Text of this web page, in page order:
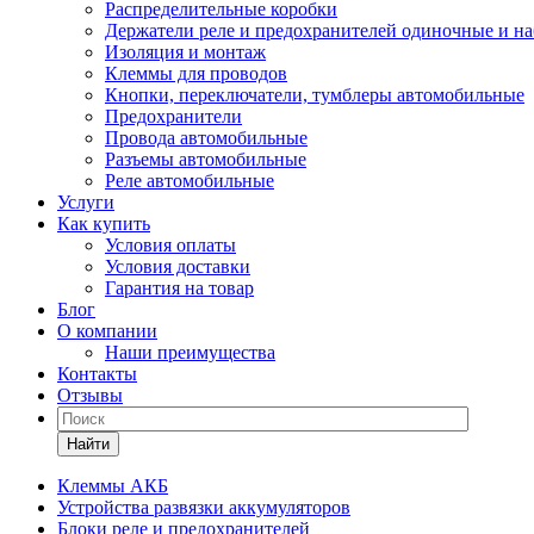
Распределительные коробки
Держатели реле и предохранителей одиночные и
Изоляция и монтаж
Клеммы для проводов
Кнопки, переключатели, тумблеры автомобильные
Предохранители
Провода автомобильные
Разъемы автомобильные
Реле автомобильные
Услуги
Как купить
Условия оплаты
Условия доставки
Гарантия на товар
Блог
О компании
Наши преимущества
Контакты
Отзывы
Найти
Клеммы АКБ
Устройства развязки аккумуляторов
Блоки реле и предохранителей